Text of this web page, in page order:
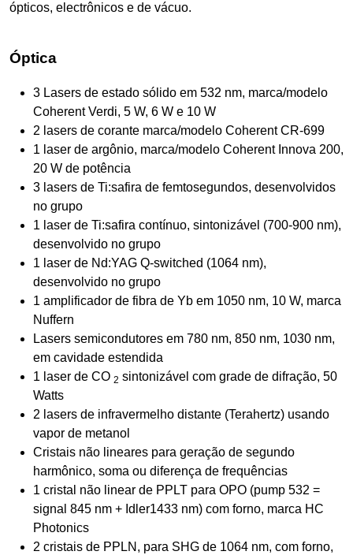
ópticos, electrônicos e de vácuo.
Óptica
3 Lasers de estado sólido em 532 nm, marca/modelo
Coherent Verdi, 5 W, 6 W e 10 W
2 lasers de corante marca/modelo Coherent CR-699
1 laser de argônio, marca/modelo Coherent Innova 200,
20 W de potência
3 lasers de Ti:safira de femtosegundos, desenvolvidos
no grupo
1 laser de Ti:safira contínuo, sintonizável (700-900 nm),
desenvolvido no grupo
1 laser de Nd:YAG Q-switched (1064 nm),
desenvolvido no grupo
1 amplificador de fibra de Yb em 1050 nm, 10 W, marca
Nuffern
Lasers semicondutores em 780 nm, 850 nm, 1030 nm,
em cavidade estendida
1 laser de CO 2 sintonizável com grade de difração, 50
Watts
2 lasers de infravermelho distante (Terahertz) usando
vapor de metanol
Cristais não lineares para geração de segundo
harmônico, soma ou diferença de frequências
1 cristal não linear de PPLT para OPO (pump 532 =
signal 845 nm + Idler1433 nm) com forno, marca HC
Photonics
2 cristais de PPLN, para SHG de 1064 nm, com forno,